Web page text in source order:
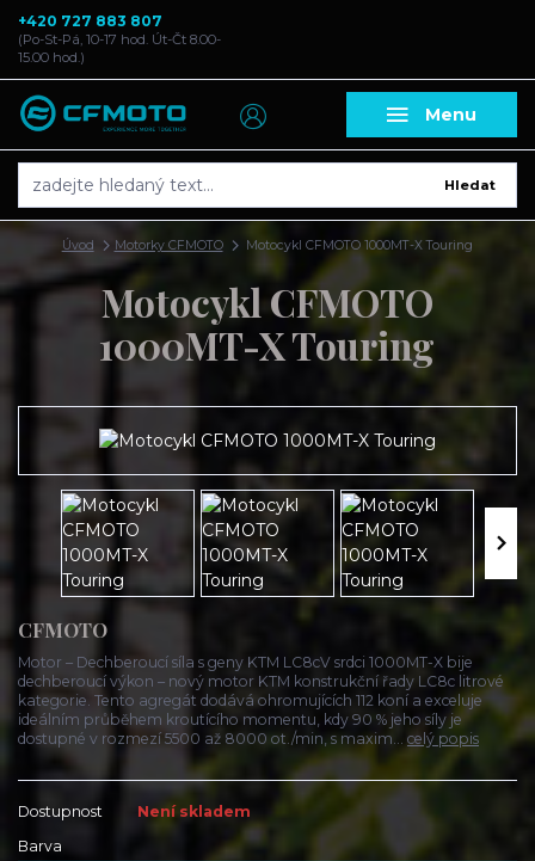
Menu
Hledat
+420 727 883 807
(Po-St-Pá, 10-17 hod. Út-Čt 8.00-
15.00 hod.)
Úvod Motorky CFMOTO Motocykl CFMOTO 1000MT-X Touring
Motocykl CFMOTO
1000MT-X Touring
CFMOTO
Motor – Dechberoucí síla s geny KTM LC8cV srdci 1000MT-X bije
dechberoucí výkon – nový motor KTM konstrukční řady LC8c litrové
kategorie. Tento agregát dodává ohromujících 112 koní a exceluje
ideálním průběhem kroutícího momentu, kdy 90 % jeho síly je
dostupné v rozmezí 5500 až 8000 ot./min, s maxim... celý popis
Dostupnost
Není skladem
Barva